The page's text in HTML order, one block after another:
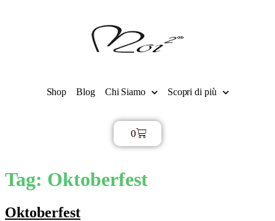
Shop Blog Chi Siamo Scopri di più
0
Tag: Oktoberfest
Oktoberfest